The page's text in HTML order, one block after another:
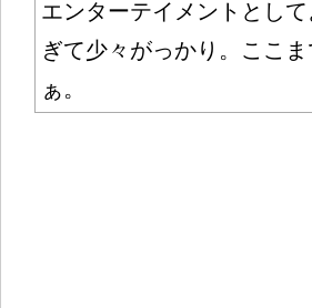
エンターテイメントとし
ぎて少々がっかり。ここ
ぁ。